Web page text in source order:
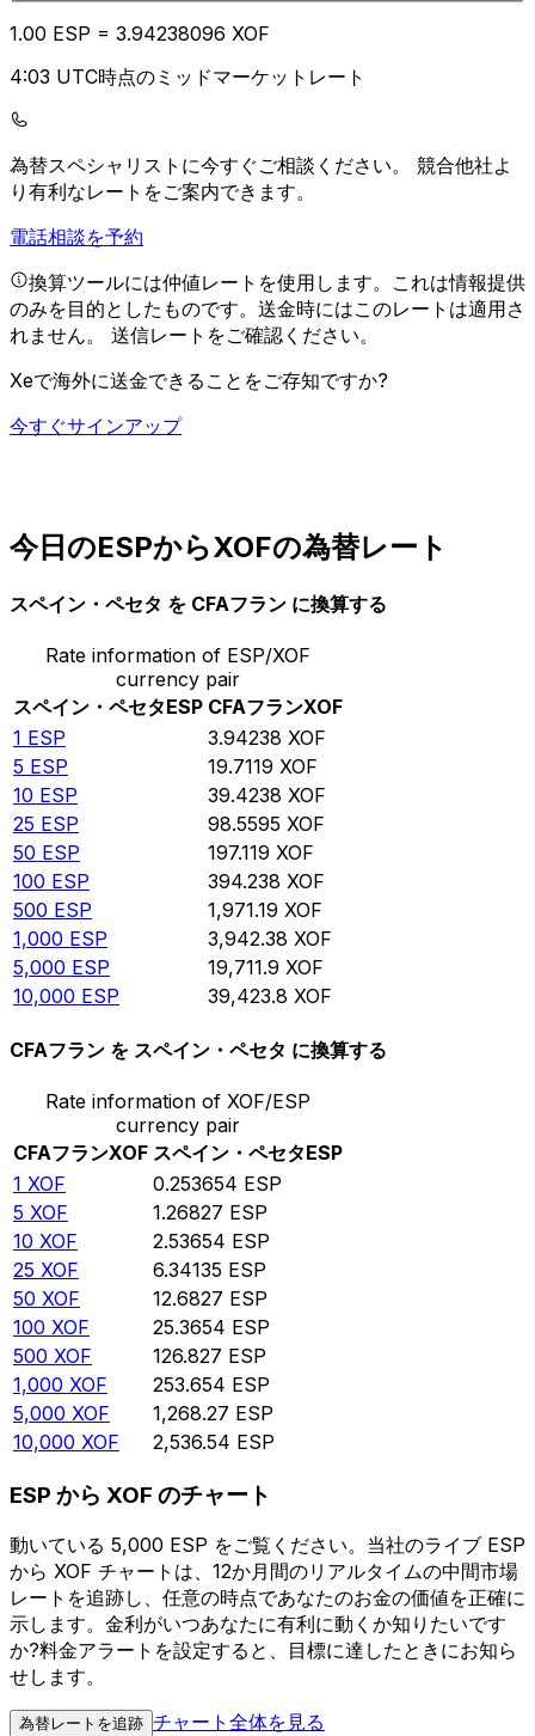
1.00 ESP = 3.94238096 XOF
4:03 UTC時点のミッドマーケットレート
為替スペシャリストに今すぐご相談ください。 競合他社よ
り有利なレートをご案内できます。
電話相談を予約
換算ツールには仲値レートを使用します。これは情報提供
のみを目的としたものです。送金時にはこのレートは適用さ
れません。 送信レートをご確認ください。
Xeで海外に送金できることをご存知ですか?
今すぐサインアップ
今日のESPからXOFの為替レート
スペイン・ペセタ を CFAフラン に換算する
Rate information of ESP/XOF
currency pair
スペイン・ペセタESP CFAフランXOF
1 ESP 3.94238 XOF
5 ESP 19.7119 XOF
10 ESP 39.4238 XOF
25 ESP 98.5595 XOF
50 ESP 197.119 XOF
100 ESP 394.238 XOF
500 ESP 1,971.19 XOF
1,000 ESP 3,942.38 XOF
5,000 ESP 19,711.9 XOF
10,000 ESP 39,423.8 XOF
CFAフラン を スペイン・ペセタ に換算する
Rate information of XOF/ESP
currency pair
CFAフランXOF スペイン・ペセタESP
1 XOF 0.253654 ESP
5 XOF 1.26827 ESP
10 XOF 2.53654 ESP
25 XOF 6.34135 ESP
50 XOF 12.6827 ESP
100 XOF 25.3654 ESP
500 XOF 126.827 ESP
1,000 XOF 253.654 ESP
5,000 XOF 1,268.27 ESP
10,000 XOF 2,536.54 ESP
ESP から XOF のチャート
動いている 5,000 ESP をご覧ください。当社のライブ ESP
から XOF チャートは、12か月間のリアルタイムの中間市場
レートを追跡し、任意の時点であなたのお金の価値を正確に
示します。金利がいつあなたに有利に動くか知りたいです
か?料金アラートを設定すると、目標に達したときにお知ら
せします。
為替レートを追跡 チャート全体を見る